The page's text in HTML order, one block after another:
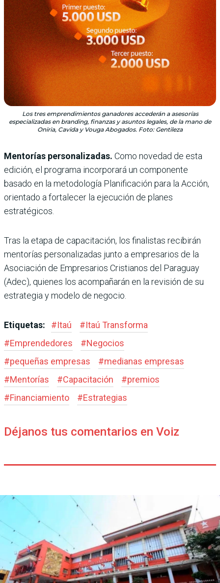
Los tres emprendimientos ganadores accederán a asesorías
especializadas en branding, finanzas y asuntos legales, de la mano de
Oniria, Cavida y Vouga Abogados. Foto: Gentileza
Mentorías personalizadas. Como novedad de esta
edición, el programa incorporará un componente
basado en la metodología Planificación para la Acción,
orientado a fortalecer la ejecución de planes
estratégicos.
Tras la etapa de capacitación, los finalistas recibirán
mentorías personalizadas junto a empresarios de la
Asociación de Empresarios Cristianos del Paraguay
(Adec), quienes los acompañarán en la revisión de su
estrategia y modelo de negocio.
Etiquetas: #Itaú #Itaú Transforma
#Emprendedores #Negocios
#pequeñas empresas #medianas empresas
#Mentorías #Capacitación #premios
#Financiamiento #Estrategias
Déjanos tus comentarios en Voiz